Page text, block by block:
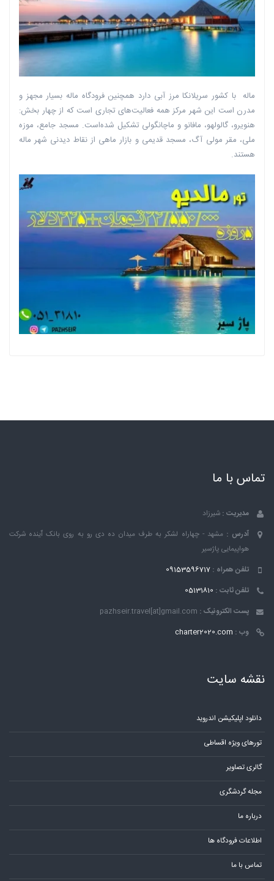
ماله با کشور سریلانکا مرز آبی دارد همچنین فرودگاه ماله بسیار مجهز و
مدرن است این شهر مرکز همه فعالیت‌های تجاری است که از چهار بخش:
هنویرو، گالولهو، مافانو و ماچانگولی تشکیل شده‌است. مسجد جامع، موزه
ملی، مقر مولی آگ، مسجد قدیمی و بازار ماهی از نقاط دیدنی شهر ماله
هستند.
تماس با ما
مدیریت : شیرزاد
آدرس : مشهد - چهاراه لشکر به طرف میدان ده دی رو به روی بانک ٱینده شرکت
هواپیمایی پاژسیر
تلفن همراه : 09153596717
تلفن ثابت : 05131810
پست الکترونیک : pazhseir.travel[at]gmail.com
وب : charter2020.com
نقشه سایت
دانلود اپلیکیشن اندروید
تورهای ویژه اقساطی
گالری تصاویر
مجله گردشگری
درباره ما
اطلاعات فرودگاه ها
تماس با ما